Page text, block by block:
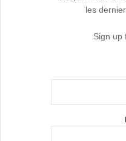
les
Sign up